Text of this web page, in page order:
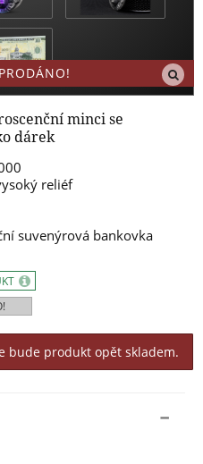
minci se
dárek
reliéf
suvenýrová bankovka
bude produkt opět skladem.